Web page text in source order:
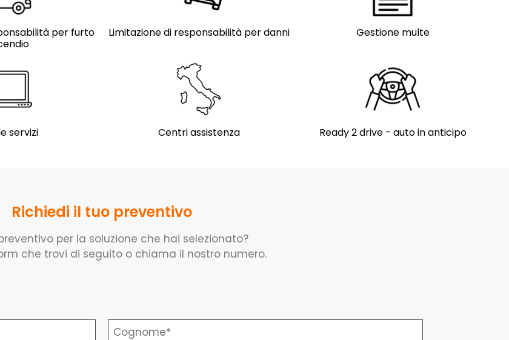
per furto
Limitazione di responsabilità per danni Gestione multe
servizi Centri assistenza Ready 2 drive - auto in anticipo
Richiedi il tuo preventivo
per la soluzione che hai selezionato?
che trovi di seguito o chiama il nostro numero.